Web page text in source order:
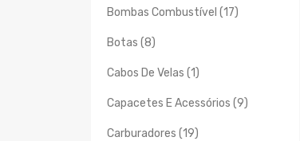
Bombas Combustível (17)
Botas (8)
Cabos De Velas (1)
Capacetes E Acessórios (9)
Carburadores (19)